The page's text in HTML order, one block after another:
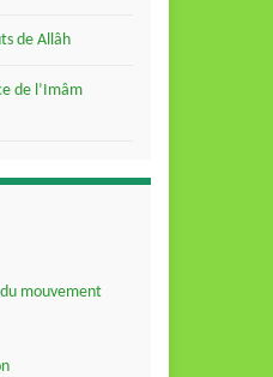
de Allâh
de l’Imâm
mouvement